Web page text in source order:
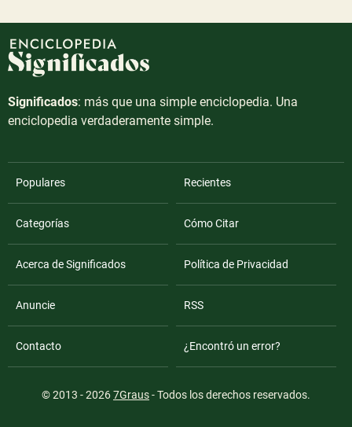
Significados: más que una simple enciclopedia. Una
enciclopedia verdaderamente simple.
Populares Recientes
Categorías Cómo Citar
Acerca de Significados Política de Privacidad
Anuncie RSS
Contacto ¿Encontró un error?
© 2013 - 20267Graus- Todos los derechos reservados.